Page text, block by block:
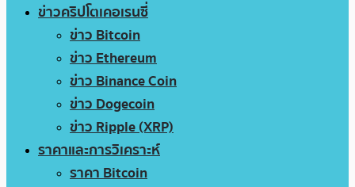
ข่าวคริปโตเคอเรนซี่
ข่าว Bitcoin
ข่าว Ethereum
ข่าว Binance Coin
ข่าว Dogecoin
ข่าว Ripple (XRP)
ราคาและการวิเคราะห์
ราคา Bitcoin